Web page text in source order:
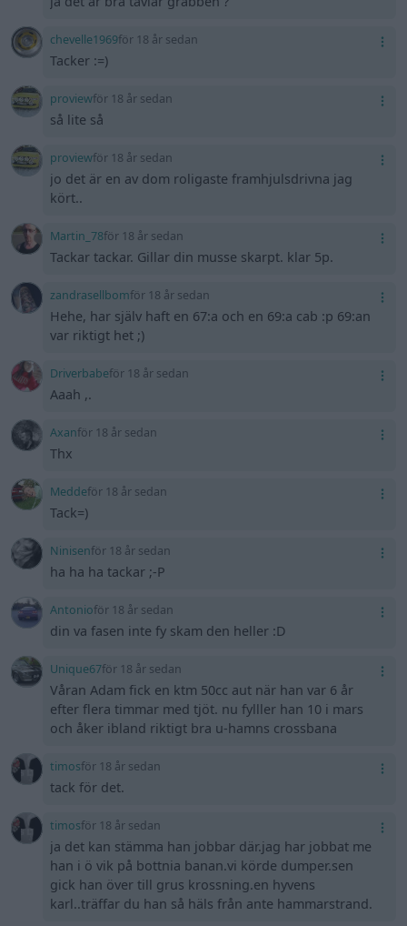
chevelle1969för 18 år sedan
Tacker :=)
proviewför 18 år sedan
så lite så
proviewför 18 år sedan
jo det är en av dom roligaste framhjulsdrivna jag
kört..
Martin_78för 18 år sedan
Tackar tackar. Gillar din musse skarpt. klar 5p.
zandrasellbomför 18 år sedan
Hehe, har själv haft en 67:a och en 69:a cab :p 69:an
var riktigt het ;)
Driverbabeför 18 år sedan
Aaah ,.
Axanför 18 år sedan
Thx
Meddeför 18 år sedan
Tack=)
Ninisenför 18 år sedan
ha ha ha tackar ;-P
Antonioför 18 år sedan
din va fasen inte fy skam den heller :D
Unique67för 18 år sedan
Våran Adam fick en ktm 50cc aut när han var 6 år
efter flera timmar med tjöt. nu fylller han 10 i mars
och åker ibland riktigt bra u-hamns crossbana
timosför 18 år sedan
tack för det.
timosför 18 år sedan
ja det kan stämma han jobbar där.jag har jobbat me
han i ö vik på bottnia banan.vi körde dumper.sen
gick han över till grus krossning.en hyvens
karl..träffar du han så häls från ante hammarstrand.